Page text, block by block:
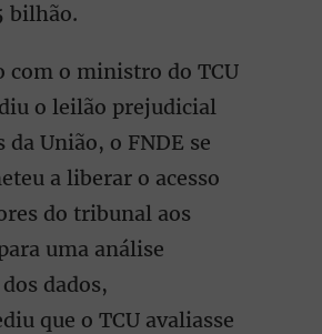
bilhão.
com o ministro do TCU
o leilão prejudicial
da União, o FNDE se
a liberar o acesso
do tribunal aos
uma análise
dados,
que o TCU avaliasse